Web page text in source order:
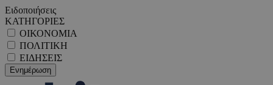
Ειδοποιήσεις
ΚΑΤΗΓΟΡΙΕΣ
ΟΙΚΟΝΟΜΙΑ
ΠΟΛΙΤΙΚΗ
ΕΙΔΗΣΕΙΣ